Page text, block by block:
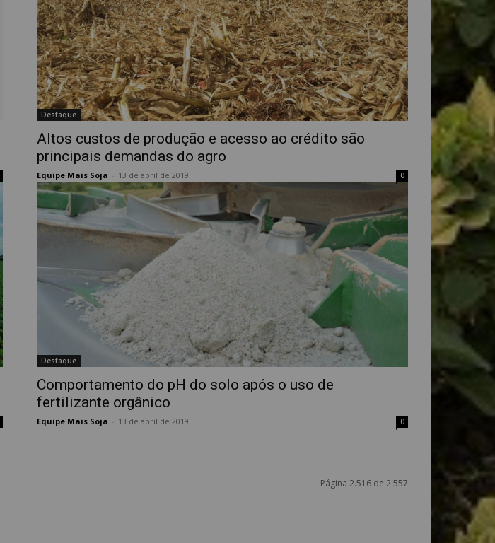
Destaque
Altos custos de produção e acesso ao crédito são
principais demandas do agro
Equipe Mais Soja 13 de abril de 2019 0
Destaque
Comportamento do pH do solo após o uso de
fertilizante orgânico
Equipe Mais Soja 13 de abril de 2019 0
Página 2.516 de 2.557